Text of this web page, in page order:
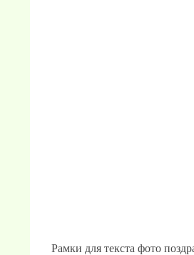
Рамки для текста фото